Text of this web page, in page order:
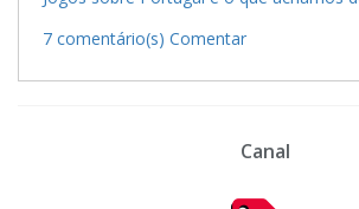
7 comentário(s) Comentar
Canal